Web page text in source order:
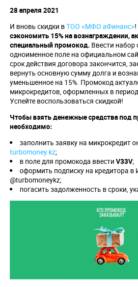
28 апреля 2021
И вновь скидки вТОО «МФО аФинанс»!
сэкономить 15% на вознаграждении,
специальный промокод. Ввести
одноименное поле на официальном
срок действия договора закончится,
вернуть основную сумму долга и
уменьшенное на 15%. Промокод
микрокредитов, оформленных в период
Успейте воспользоваться скидкой!
Чтобы взять денежные средства под
необходимо:
заполнить заявку на микрокредит
turbomoney.kz;
в поле для промокода ввести V33V;
оформить подписку на кредитора в
@turbomoneykz;
погасить задолженность в сроки,